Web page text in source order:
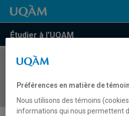
Étudier à l'UQAM
COURS//
secondaire
Préférences en matière de
Nous utilisons des témoins
informations qui nous permettent